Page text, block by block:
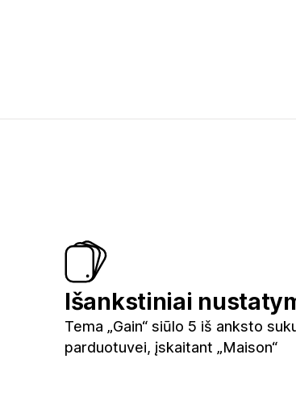
Išankstiniai
Tema „Gain“ siūlo 5 iš anksto
parduotuvei, įskaitant „Maison“